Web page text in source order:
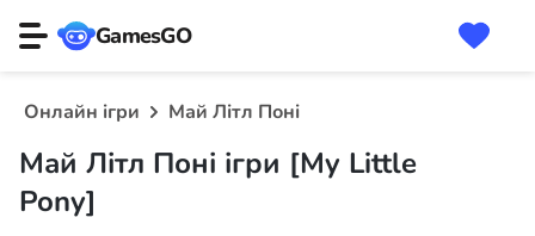
GamesGO
Онлайн ігри Май Літл Поні
Май Літл Поні ігри [My Little
Pony]